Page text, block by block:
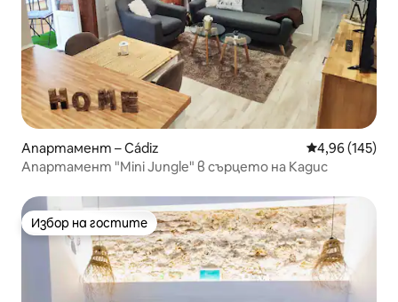
Апартамент – Cádiz Средна
4,96 (145)
Апартамент "Mini Jungle" в сърцето на Кадис
Избор на гостите
Избор на гостите